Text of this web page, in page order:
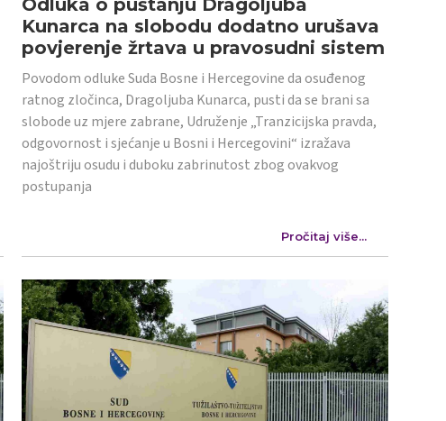
Kunarca na slobodu dodatno urušava
povjerenje žrtava u pravosudni sistem
Povodom odluke Suda Bosne i Hercegovine da osuđenog
ratnog zločinca, Dragoljuba Kunarca, pusti da se brani sa
slobode uz mjere zabrane, Udruženje „Tranzicijska pravda,
odgovornost i sjećanje u Bosni i Hercegovini“ izražava
najoštriju osudu i duboku zabrinutost zbog ovakvog
postupanja
Pročitaj više...